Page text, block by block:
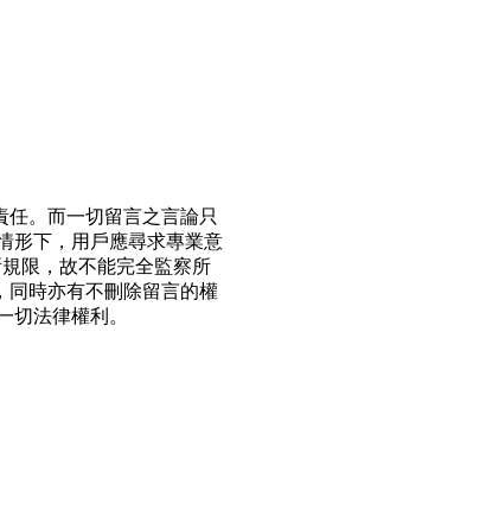
。而一切留言之言論只
形下，用戶應尋求專業意
限，故不能完全監察所
同時亦有不刪除留言的權
法律權利。